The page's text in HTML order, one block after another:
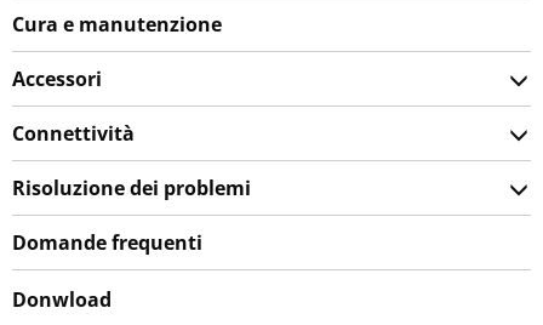
Cura e manutenzione
Accessori
Connettività
Risoluzione dei problemi
Domande frequenti
Donwload